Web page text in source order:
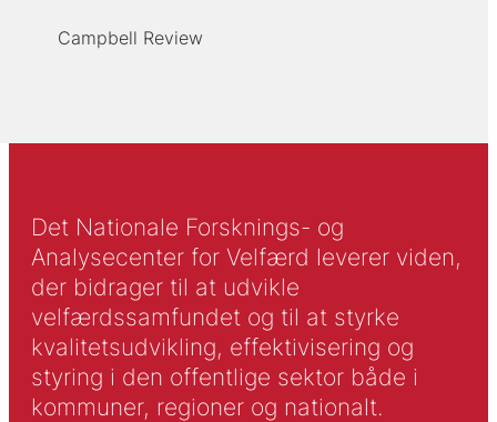
Campbell Review
Det Nationale Forsknings- og
Analysecenter for Velfærd leverer viden,
der bidrager til at udvikle
velfærdssamfundet og til at styrke
kvalitetsudvikling, effektivisering og
styring i den offentlige sektor både i
kommuner, regioner og nationalt.